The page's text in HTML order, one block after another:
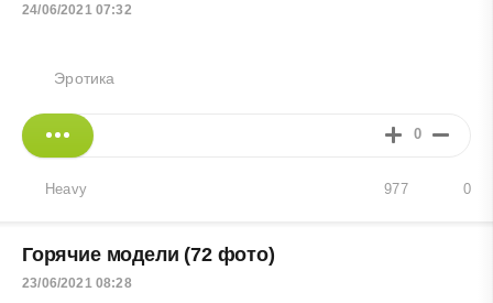
24/06/2021 07:32
Эротика
0
Heavy 0
977
Горячие модели (72 фото)
23/06/2021 08:28